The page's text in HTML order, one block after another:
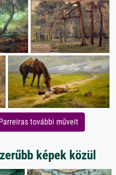
további műveit
képek közül